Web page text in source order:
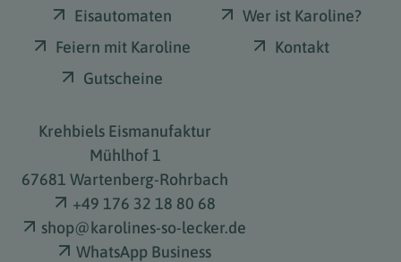
Eisautomaten
Feiern mit Karoline
Gutscheine
Wer ist Karoline?
Kontakt
Krehbiels Eismanufaktur
Mühlhof 1
67681 Wartenberg-Rohrbach
+49 176 32 18 80 68
shop@karolines-so-lecker.de
WhatsApp Business